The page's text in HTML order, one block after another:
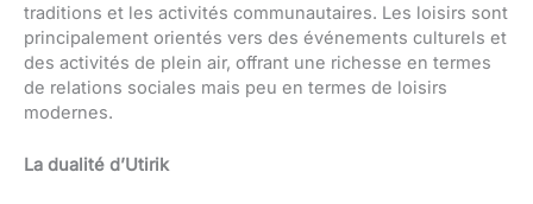
traditions et les activités communautaires. Les loisirs sont
principalement orientés vers des événements culturels et
des activités de plein air, offrant une richesse en termes
de relations sociales mais peu en termes de loisirs
modernes.
La dualité d’Utirik